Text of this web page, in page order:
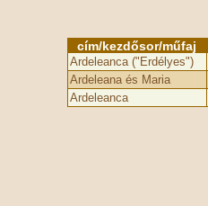
cím/kezdősor/műfaj
Ardeleanca ("Erdélyes")
Ardeleana és Maria
Ardeleanca